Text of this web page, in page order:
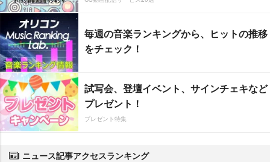
毎週の音楽ランキングから、ヒットの推移
をチェック！
試写会、登壇イベント、サインチェキなど
プレゼント！
プレゼント特集
ニュース記事アクセスランキング